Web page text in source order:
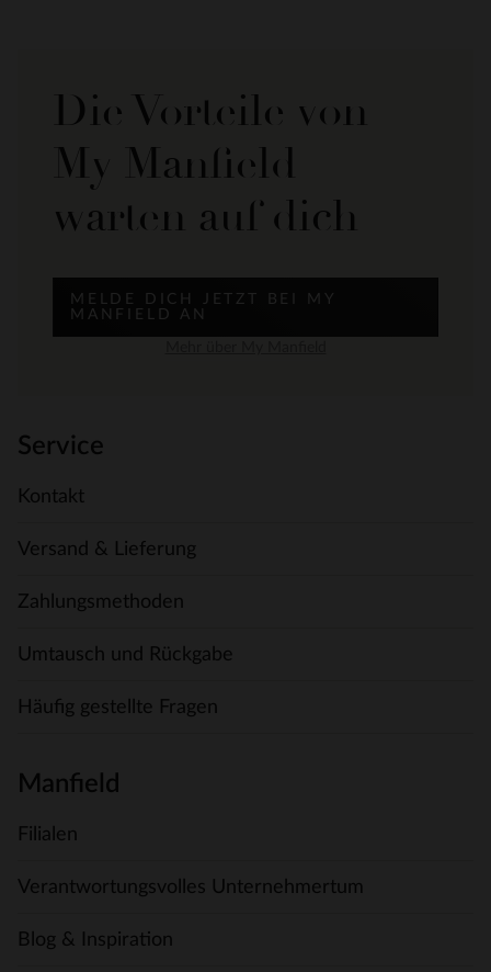
Die Vorteile von
My Manfield
warten auf dich
MELDE DICH JETZT BEI MY
MANFIELD AN
Service
Kontakt
Versand & Lieferung
Zahlungsmethoden
Umtausch und Rückgabe
Häufig gestellte Fragen
Manfield
Filialen
Verantwortungsvolles Unternehmertum
Blog & Inspiration